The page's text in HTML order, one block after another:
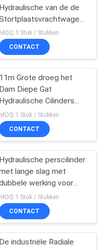
station
4
Hydraulische van de de
van de Cilinder Lange
het
Hijstoestelcilinder
MOQ:1 Stuk / Stukken
CONTACT
11m Grote droeg het
Dam Diepe Gat
Hydraulische Cilinders
Radiale Poort 1000KN
MOQ:1 Stuk / Stukken
CONTACT
Hydraulische perscilinder
lange slag met
werking voor
waterkrachtcentrales en
dammen
MOQ:1 Stuk / Stukken
CONTACT
De industriële Radiale